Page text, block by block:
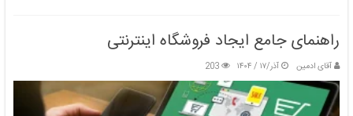
راهنمای جامع ایجاد فروشگاه اینترنتی
آقای ادمین آذر/۱۷ / ۱۴۰۴ 203